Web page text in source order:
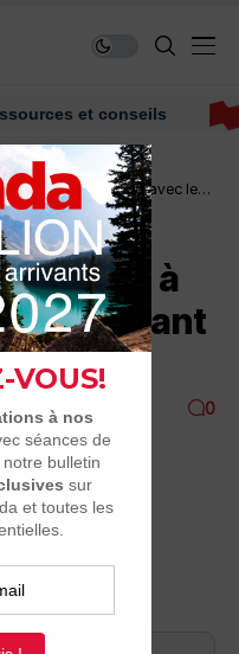
et conseils
conjoint à l’entrevue avec le
conjoint à
requérant
0